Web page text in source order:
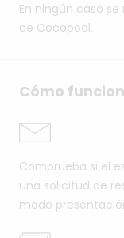
En ningún caso
de Cocopool.
Cómo
Comprueba si el
una solicitud de
modo